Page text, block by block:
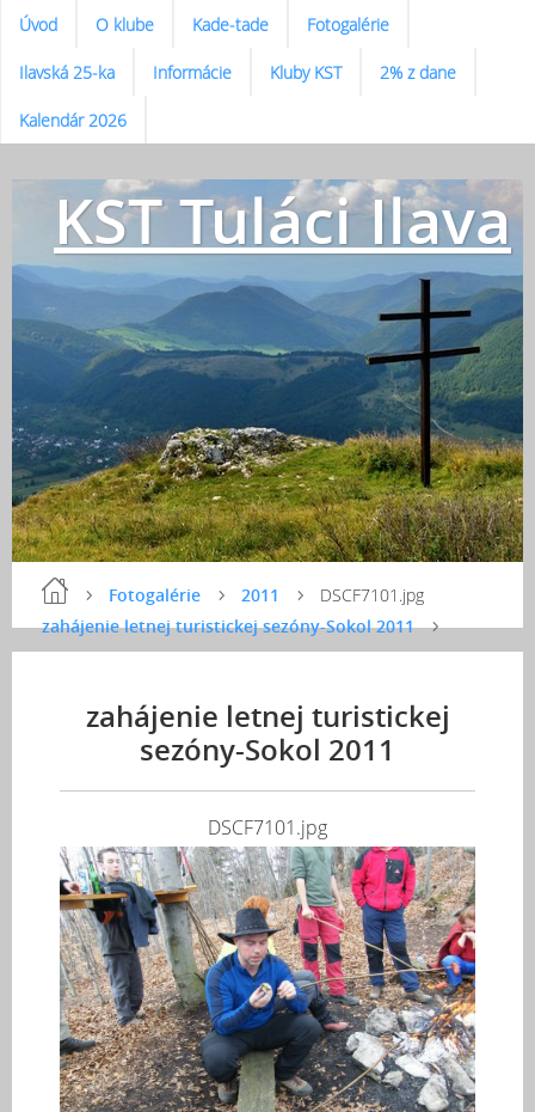
Úvod O klube Kade-tade Fotogalérie
Ilavská 25-ka Informácie Kluby KST 2% z dane
Kalendár 2026
KST Tuláci Ilava
Fotogalérie
2011
zahájenie letnej turistickej sezóny-Sokol 2011
DSCF7101.jpg
zahájenie letnej turistickej
sezóny-Sokol 2011
DSCF7101.jpg